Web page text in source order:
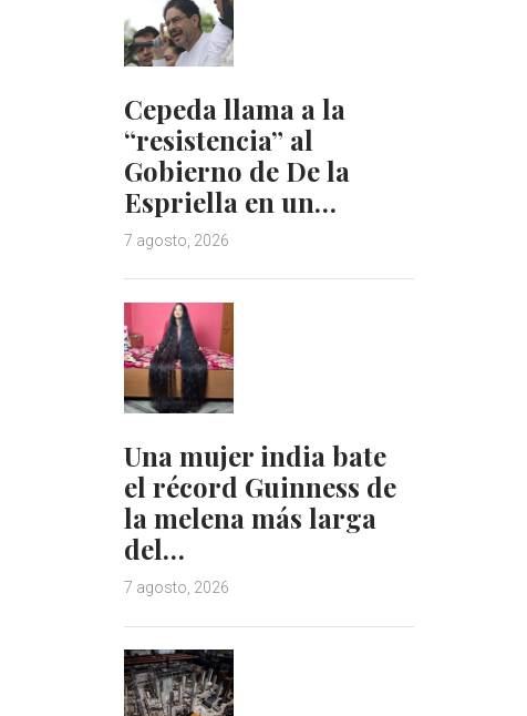
Cepeda llama a la
“resistencia” al
Gobierno de De la
Espriella en un…
7 agosto, 2026
Una mujer india bate
el récord Guinness de
la melena más larga
del…
7 agosto, 2026